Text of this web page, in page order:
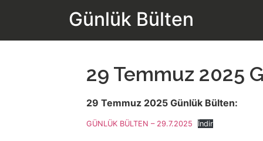
Günlük Bülten
29 Temmuz 2025
29 Temmuz 2025 Günlük Bülten:
GÜNLÜK BÜLTEN – 29.7.2025 İndir